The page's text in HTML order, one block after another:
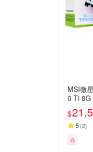
MSI微
0 Ti 8G
WHITE
$
5 (2)
券